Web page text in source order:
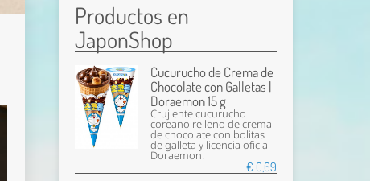
Productos en
JaponShop
Cucurucho de Crema de
Chocolate con Galletas |
Doraemon 15 g
Crujiente cucurucho
coreano relleno de crema
de chocolate con bolitas
de galleta y licencia oficial
Doraemon.
€ 0,69